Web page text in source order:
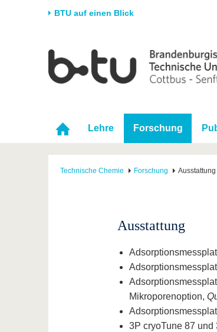
BTU auf einen Blick
Universität
Karriere & Engagement
Partnerschaften &
Strukturwandel
Forschung
Förderung
Wissenschaftlicher
Nachwuchs
Lehre Forschung
Technische Chemie Forschung Ausstattung
Ausstattung
Mikroporenoption,
3P cryoTune 87 und